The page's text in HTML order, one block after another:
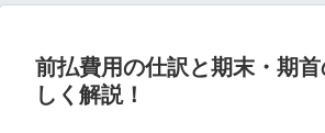
前払費用の仕訳と期末・期
しく解説！